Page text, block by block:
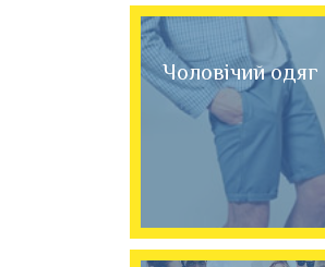
Чоловічий одяг